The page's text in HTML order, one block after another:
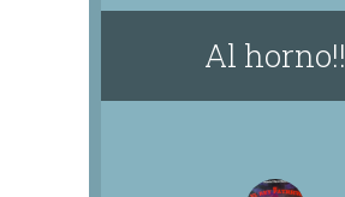
Al horno!!